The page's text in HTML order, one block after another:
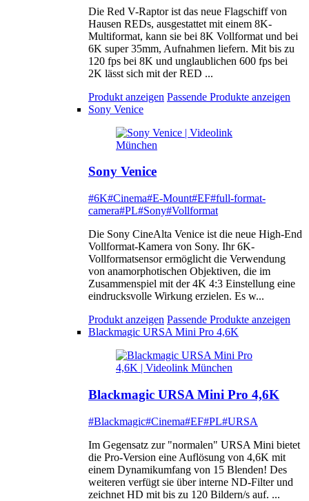
Die Red V-Raptor ist das neue Flagschiff von
Hausen REDs, ausgestattet mit einem 8K-
Multiformat, kann sie bei 8K Vollformat und bei
6K super 35mm, Aufnahmen liefern. Mit bis zu
120 fps bei 8K und unglaublichen 600 fps bei
2K lässt sich mit der RED ...
Produkt anzeigen Passende Produkte anzeigen
Sony Venice
Sony Venice
#6K#Cinema#E-Mount#EF#full-format-
camera#PL#Sony#Vollformat
Die Sony CineAlta Venice ist die neue High-End
Vollformat-Kamera von Sony. Ihr 6K-
Vollformatsensor ermöglicht die Verwendung
von anamorphotischen Objektiven, die im
Zusammenspiel mit der 4K 4:3 Einstellung eine
eindrucksvolle Wirkung erzielen. Es w...
Produkt anzeigen Passende Produkte anzeigen
Blackmagic URSA Mini Pro 4,6K
Blackmagic URSA Mini Pro 4,6K
#Blackmagic#Cinema#EF#PL#URSA
Im Gegensatz zur "normalen" URSA Mini bietet
die Pro-Version eine Auflösung von 4,6K mit
einem Dynamikumfang von 15 Blenden! Des
weiteren verfügt sie über interne ND-Filter und
zeichnet HD mit bis zu 120 Bildern/s auf. ...